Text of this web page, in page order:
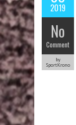
2019
No
Comment
by
SportKrono